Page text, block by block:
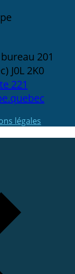
201
J0L 2K0
221
légales